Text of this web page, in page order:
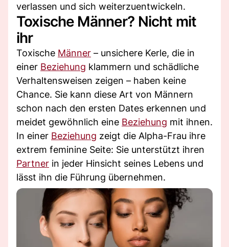
verlassen und sich weiterzuentwickeln.
Toxische Männer? Nicht mit
ihr
Toxische Männer – unsichere Kerle, die in
einer Beziehung klammern und schädliche
Verhaltensweisen zeigen – haben keine
Chance. Sie kann diese Art von Männern
schon nach den ersten Dates erkennen und
meidet gewöhnlich eine Beziehung mit ihnen.
In einer Beziehung zeigt die Alpha-Frau ihre
extrem feminine Seite: Sie unterstützt ihren
Partner in jeder Hinsicht seines Lebens und
lässt ihn die Führung übernehmen.